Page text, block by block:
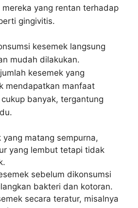
yang rentan terhadap
gingivitis.
kesemek langsung
mudah dilakukan.
kesemek yang
mendapatkan manfaat
banyak, tergantung
yang matang sempurna,
yang lembut tetapi tidak
sebelum dikonsumsi
bakteri dan kotoran.
secara teratur, misalnya